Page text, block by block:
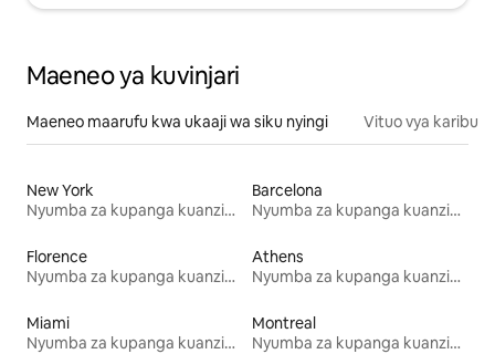
Maeneo ya kuvinjari
Maeneo maarufu kwa ukaaji wa siku nyingi Vituo vya karibu
New York
Nyumba za kupanga kuanzia mwezi mmoja
Barcelona
Nyumba za kupanga kuanzia mwezi mmoja
Florence
Nyumba za kupanga kuanzia mwezi mmoja
Athens
Nyumba za kupanga kuanzia mwezi mmoja
Miami
Nyumba za kupanga kuanzia mwezi mmoja
Montreal
Nyumba za kupanga kuanzia mwezi mmoja